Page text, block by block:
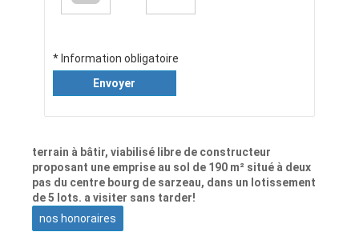
* Information obligatoire
Envoyer
terrain à bâtir, viabilisé libre de constructeur
proposant une emprise au sol de 190 m² situé à deux
pas du centre bourg de sarzeau, dans un lotissement
de 5 lots. a visiter sans tarder!
nos honoraires